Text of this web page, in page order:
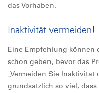
das Vorhaben.
Inaktivität vermeiden!
Eine Empfehlung können
schon geben, bevor das
„Vermeiden Sie
grundsätzlich so viel,